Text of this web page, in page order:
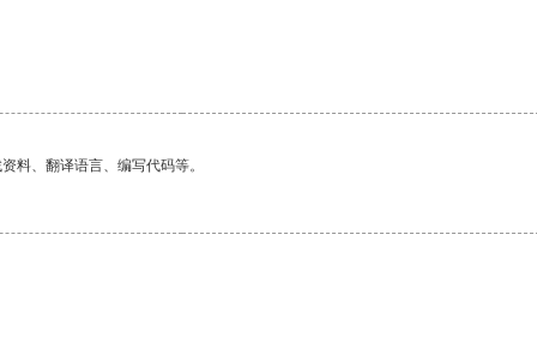
料、翻译语言、编写代码等。